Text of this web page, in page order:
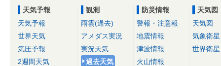
天気予報
天気予報
世界天気
気圧予報
2週間天気
観測
雨雲(過去)
アメダス実況
実況天気
過去天気
防災情報
警報・注意報
地震情報
津波情報
火山情報
天気図
天気図
気象衛星
世界衛星